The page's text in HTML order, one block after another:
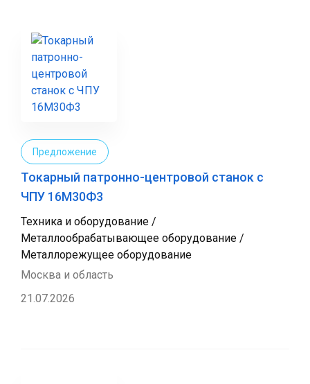
Предложение
Токарный патронно-центровой станок с
ЧПУ 16М30Ф3
Техника и оборудование /
Металлообрабатывающее оборудование /
Металлорежущее оборудование
Москва и область
21.07.2026